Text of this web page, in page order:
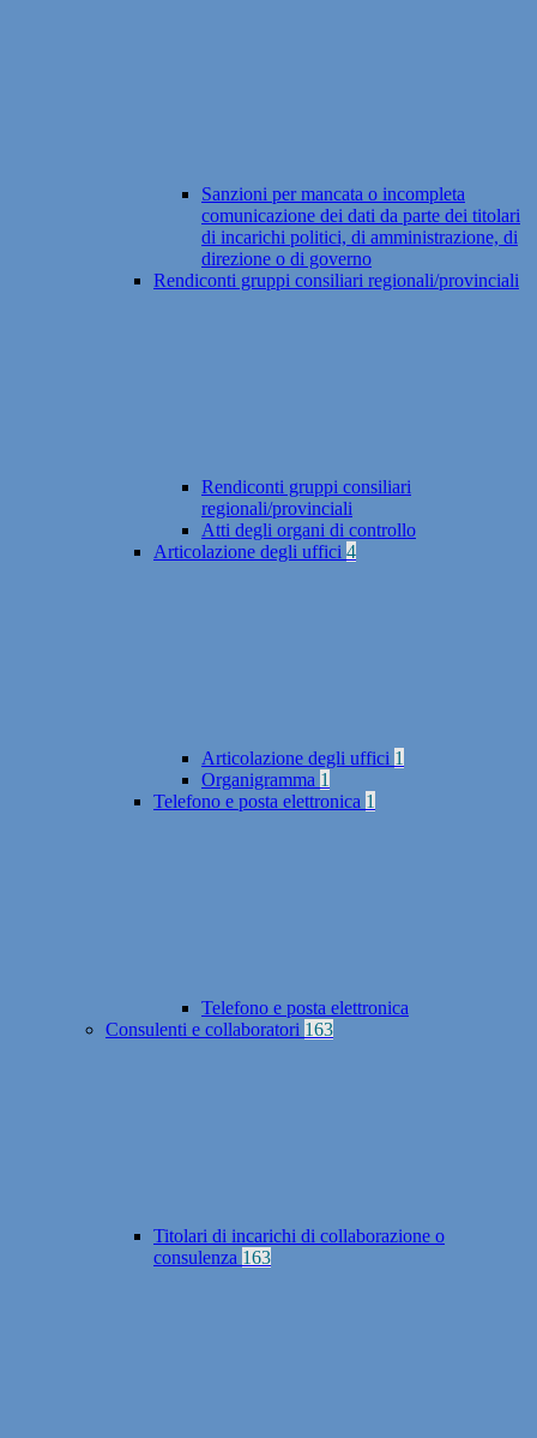
Sanzioni per mancata o incompleta
comunicazione dei dati da parte dei titolari
di incarichi politici, di amministrazione, di
direzione o di governo
Rendiconti gruppi consiliari regionali/provinciali
Rendiconti gruppi consiliari
regionali/provinciali
Atti degli organi di controllo
Articolazione degli uffici 4
Articolazione degli uffici 1
Organigramma 1
Telefono e posta elettronica 1
Telefono e posta elettronica
Consulenti e collaboratori 163
Titolari di incarichi di collaborazione o
consulenza 163